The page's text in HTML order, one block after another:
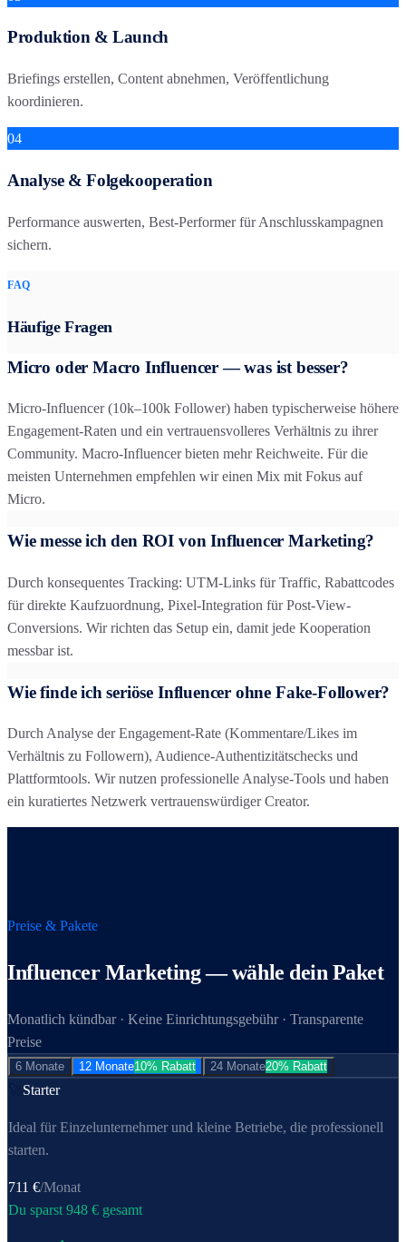
Produktion & Launch
Briefings erstellen, Content abnehmen, Veröffentlichung
koordinieren.
04
Analyse & Folgekooperation
Performance auswerten, Best-Performer für Anschlusskampagnen
sichern.
FAQ
Häufige Fragen
Micro oder Macro Influencer — was ist besser?
Micro-Influencer (10k–100k Follower) haben typischerweise höhere
Engagement-Raten und ein vertrauensvolleres Verhältnis zu ihrer
Community. Macro-Influencer bieten mehr Reichweite. Für die
meisten Unternehmen empfehlen wir einen Mix mit Fokus auf
Micro.
Wie messe ich den ROI von Influencer Marketing?
Durch konsequentes Tracking: UTM-Links für Traffic, Rabattcodes
für direkte Kaufzuordnung, Pixel-Integration für Post-View-
Conversions. Wir richten das Setup ein, damit jede Kooperation
messbar ist.
Wie finde ich seriöse Influencer ohne Fake-Follower?
Durch Analyse der Engagement-Rate (Kommentare/Likes im
Verhältnis zu Followern), Audience-Authentizitätschecks und
Plattformtools. Wir nutzen professionelle Analyse-Tools und haben
ein kuratiertes Netzwerk vertrauenswürdiger Creator.
Preise & Pakete
Influencer Marketing— wähle dein Paket
Monatlich kündbar · Keine Einrichtungsgebühr · Transparente
Preise
6 Monate 12 Monate10% Rabatt 24 Monate20% Rabatt
Starter
Ideal für Einzel­unternehmer und kleine Betriebe, die professionell
starten.
711 €/Monat
Du sparst 948 € gesamt